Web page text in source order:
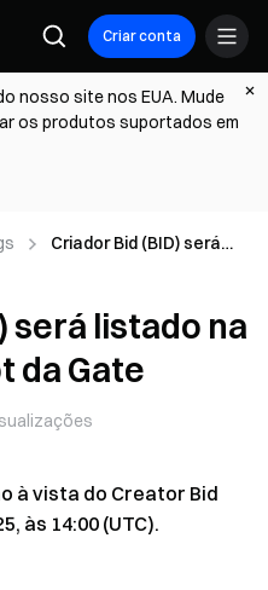
Criar conta
nosso site nos EUA. Mude
os produtos suportados em
Criador Bid (BID) será
será listado na
da Gate
à vista do Creator Bid
às 14:00 (UTC).